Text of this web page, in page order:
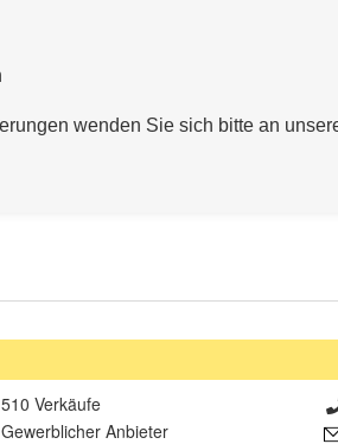
510 Verkäufe
Gewerblicher Anbieter